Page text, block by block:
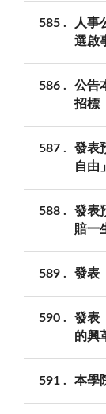
585
人事
選啟
586
公告
招標
587
發表
自由」
588
發表
賠一
589 發表
590
發表
的興
591 本學